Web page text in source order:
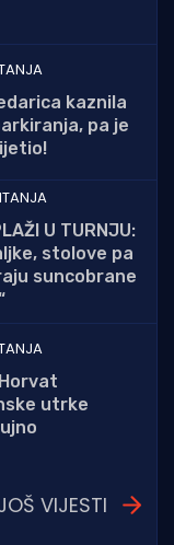
kaznila
pa je
U TURNJU:
stolove pa
suncobrane
utrke
VIJESTI